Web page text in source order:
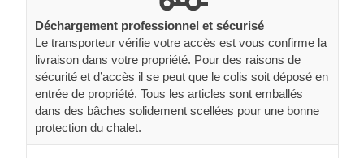
Déchargement professionnel et sécurisé
Le transporteur vérifie votre accès est vous confirme la
livraison dans votre propriété. Pour des raisons de
sécurité et d’accès il se peut que le colis soit déposé en
entrée de propriété. Tous les articles sont emballés
dans des bâches solidement scellées pour une bonne
protection du chalet.